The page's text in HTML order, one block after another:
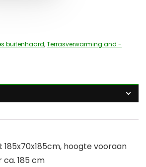
buitenhaard,Terrasverwarming and -
hoogte vooraan
ca. 185 cm